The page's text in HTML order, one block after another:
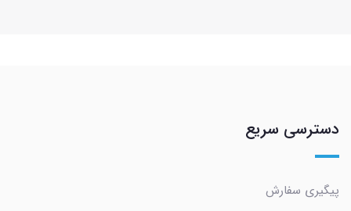
دسترسی سریع
پیگیری سفارش